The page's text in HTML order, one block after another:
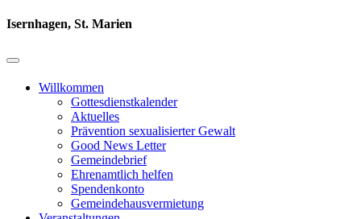
Isernhagen, St. Marien
Willkommen
Gottesdienstkalender
Aktuelles
Prävention sexualisierter Gewalt
Good News Letter
Gemeindebrief
Ehrenamtlich helfen
Spendenkonto
Gemeindehausvermietung